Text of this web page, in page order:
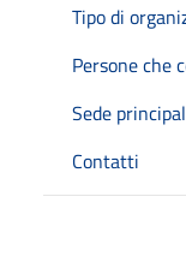
Tipo di
Persone che
Sede
Contatti